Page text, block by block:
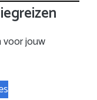
voor jouw